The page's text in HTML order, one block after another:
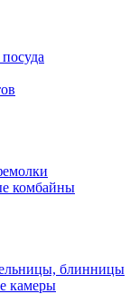
комбайны
блинницы
камеры